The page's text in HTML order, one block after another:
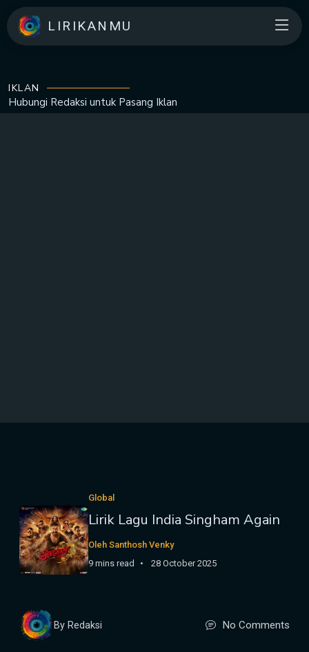
LIRIKANMU
IKLAN
Hubungi Redaksi untuk Pasang Iklan
Global
Lirik Lagu India Singham Again
Oleh Santhosh Venky
9 mins read
28 October 2025
By Redaksi No Comments